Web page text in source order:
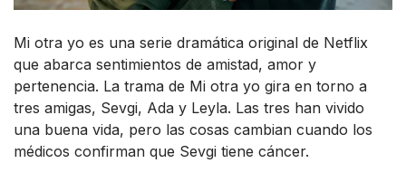
Mi otra yo es una serie dramática original de Netflix
que abarca sentimientos de amistad, amor y
pertenencia. La trama de Mi otra yo gira en torno a
tres amigas, Sevgi, Ada y Leyla. Las tres han vivido
una buena vida, pero las cosas cambian cuando los
médicos confirman que Sevgi tiene cáncer.